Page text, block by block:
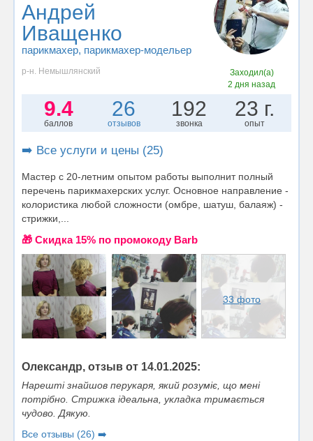
Андрей
Иващенко
парикмахер, парикмахер-модельер
р-н. Немышлянский
Заходил(а)
2 дня назад
9.4
баллов
26
отзывов
192
звонка
23 г.
опыт
➡️ Все услуги и цены (25)
Мастер с 20-летним опытом работы выполнит полный
перечень парикмахерских услуг. Основное направление -
колористика любой сложности (омбре, шатуш, балаяж) -
стрижки,...
🎁 Cкидка 15% по промокоду Barb
33 фото
Олександр, отзыв от 14.01.2025:
Нарешті знайшов перукаря, який розуміє, що мені
потрібно. Стрижка ідеальна, укладка тримається
чудово. Дякую.
Все отзывы (26) ➡️